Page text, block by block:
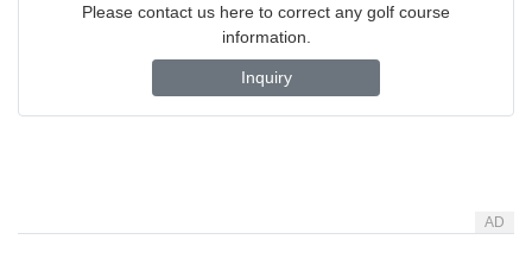
Please contact us here to correct any golf course
information.
Inquiry
AD